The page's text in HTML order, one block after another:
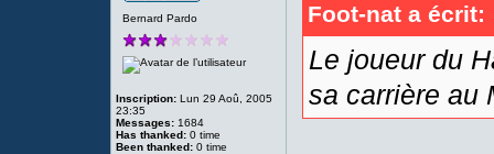
Bernard Pardo
Inscription: Lun 29 Aoû, 2005
23:35
Messages: 1684
Has thanked: 0 time
Been thanked: 0 time
Foot-nat a écrit:
Le joueur du
sa carrière au